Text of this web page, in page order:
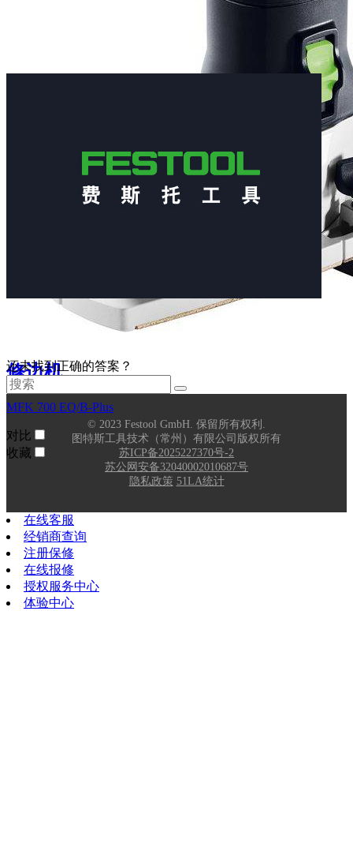
修边机
MFK 700 EQ/B-Plus
对比
收藏
还未找到正确的答案？
© 2023 Festool GmbH. 保留所有权利.
图特斯工具技术（常州）有限公司版权所有
苏ICP备2025227370号-2
苏公网安备32040002010687号
隐私政策 51LA统计
在线客服
经销商查询
注册保修
在线报修
授权服务中心
体验中心